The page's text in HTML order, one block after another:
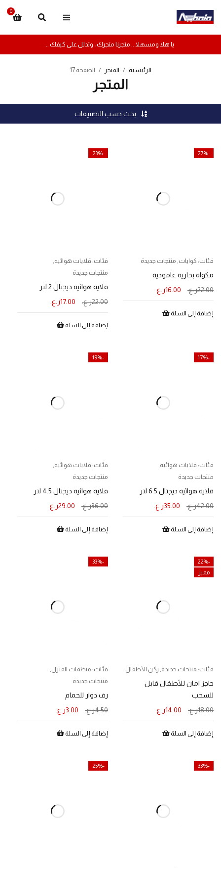
0
يا هلا ومسهلا .. متجرنا متجرك ، وتدلل على كيفك ..
الرئيسية / المتجر / الصفحة 17
المتجر
بحث حسب التصنيفات
-27%
فئات: كوايات, منتجات جديدة
مكواة بخارية عامودية
22.00ر.ع. 16.00ر.ع.
إضافة إلى السلة
-23%
فئات: قلايات هوائيه,
منتجات جديدة
قلاية هوائية ديجتال 2 لتر
22.00ر.ع. 17.00ر.ع.
إضافة إلى السلة
-17%
فئات: قلايات هوائيه,
منتجات جديدة
قلاية هوائية ديجتال 6.5 لتر
42.00ر.ع. 35.00ر.ع.
إضافة إلى السلة
-19%
فئات: قلايات هوائيه,
منتجات جديدة
قلاية هوائية ديجتال 4.5 لتر
36.00ر.ع. 29.00ر.ع.
إضافة إلى السلة
-22%
مميز
فئات: منتجات جديدة, ركن الأطفال
حاجز امان للأطفال قابل
للسحب
18.00ر.ع. 14.00ر.ع.
إضافة إلى السلة
-33%
فئات: منظمات المنزل,
منتجات جديدة
رف دوار للحمام
4.50ر.ع. 3.00ر.ع.
إضافة إلى السلة
-33%
-25%